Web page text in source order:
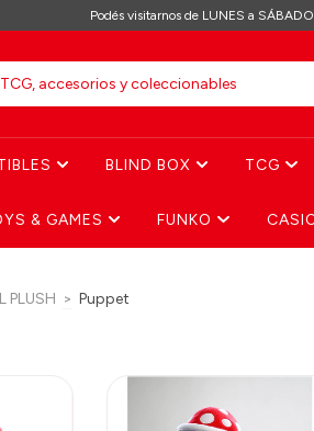
Podés visitarnos de LUNES a
BLIND BOX TCG
& GAMES FUNKO
PLUSH > Puppet